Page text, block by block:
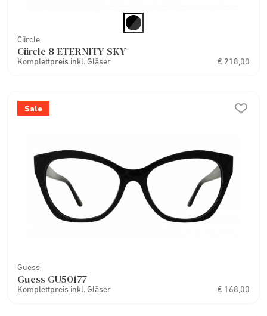
Ciircle
Ciircle 8 ETERNITY SKY
Komplettpreis inkl. Gläser € 218,00
Sale
Guess
Guess GU50177
Komplettpreis inkl. Gläser € 168,00